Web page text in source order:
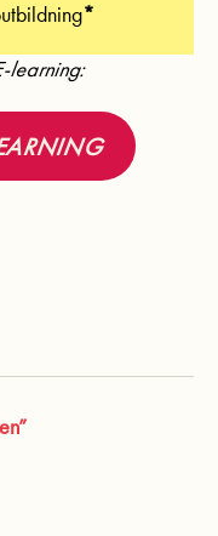
*
learning: